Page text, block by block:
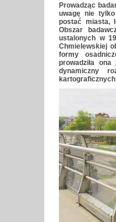
Prowadząc
uwagę nie tylko
postać miasta,
Obszar
ustalonych w
Chmielewskiej
formy
prowadziła
dynamiczny
kartograficznych